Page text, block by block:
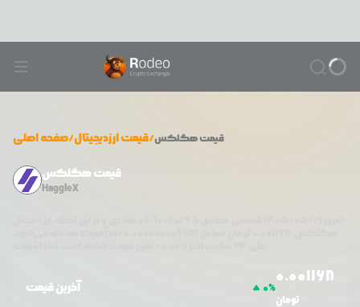
صفحه اصلی/قیمت ارزدیجیتال/ قیمتهگلکس
قیمت هگلکس
HaggleX
آخرین قیمت 0%
0.001168
تومان